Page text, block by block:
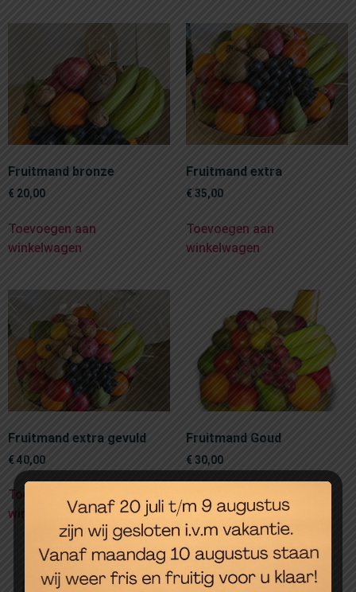
Fruitmand bronze
€ 20,00
Toevoegen aan
winkelwagen
Fruitmand extra
€ 35,00
Toevoegen aan
winkelwagen
Fruitmand extra gevuld
€ 40,00
Toevoegen aan
winkelwagen
Fruitmand Goud
€ 30,00
winkelwagen